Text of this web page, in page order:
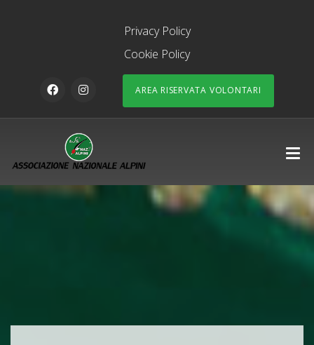
Privacy Policy
Cookie Policy
AREA RISERVATA VOLONTARI